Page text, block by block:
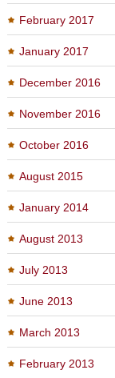
February 2017
January 2017
December 2016
November 2016
October 2016
August 2015
January 2014
August 2013
July 2013
June 2013
March 2013
February 2013